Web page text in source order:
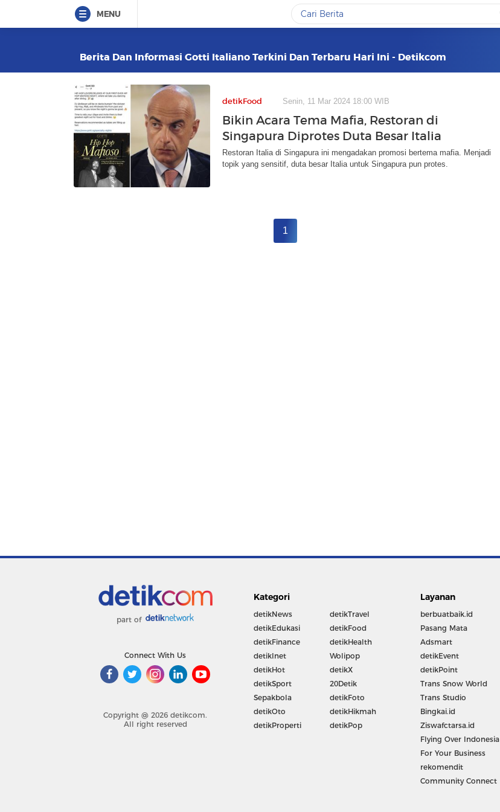
MENU
Berita Dan Informasi Gotti Italiano Terkini Dan Terbaru Hari Ini - Detikcom
detikFood Senin, 11 Mar 2024 18:00 WIB
Bikin Acara Tema Mafia, Restoran di
Singapura Diprotes Duta Besar Italia
Restoran Italia di Singapura ini mengadakan promosi bertema mafia. Menjadi
topik yang sensitif, duta besar Italia untuk Singapura pun protes.
1
part of
Connect With Us
Copyright @ 2026 detikcom.
All right reserved
Kategori
detikNews
detikEdukasi
detikFinance
detikInet
detikHot
detikSport
Sepakbola
detikOto
detikProperti
detikTravel
detikFood
detikHealth
Wolipop
detikX
20Detik
detikFoto
detikHikmah
detikPop
Layanan
berbuatbaik.id
Pasang Mata
Adsmart
detikEvent
detikPoint
Trans Snow World
Trans Studio
Bingkai.id
Ziswafctarsa.id
Flying Over Indonesia
For Your Business
rekomendit
Community Connect